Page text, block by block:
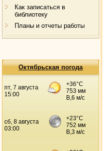
Как записаться в
библиотеку
Планы и отчеты работы
Октябрьская погода